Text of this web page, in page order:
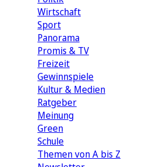
Wirtschaft
Sport
Panorama
Promis & TV
Freizeit
Gewinnspiele
Kultur & Medien
Ratgeber
Meinung
Green
Schule
Themen von A bis Z